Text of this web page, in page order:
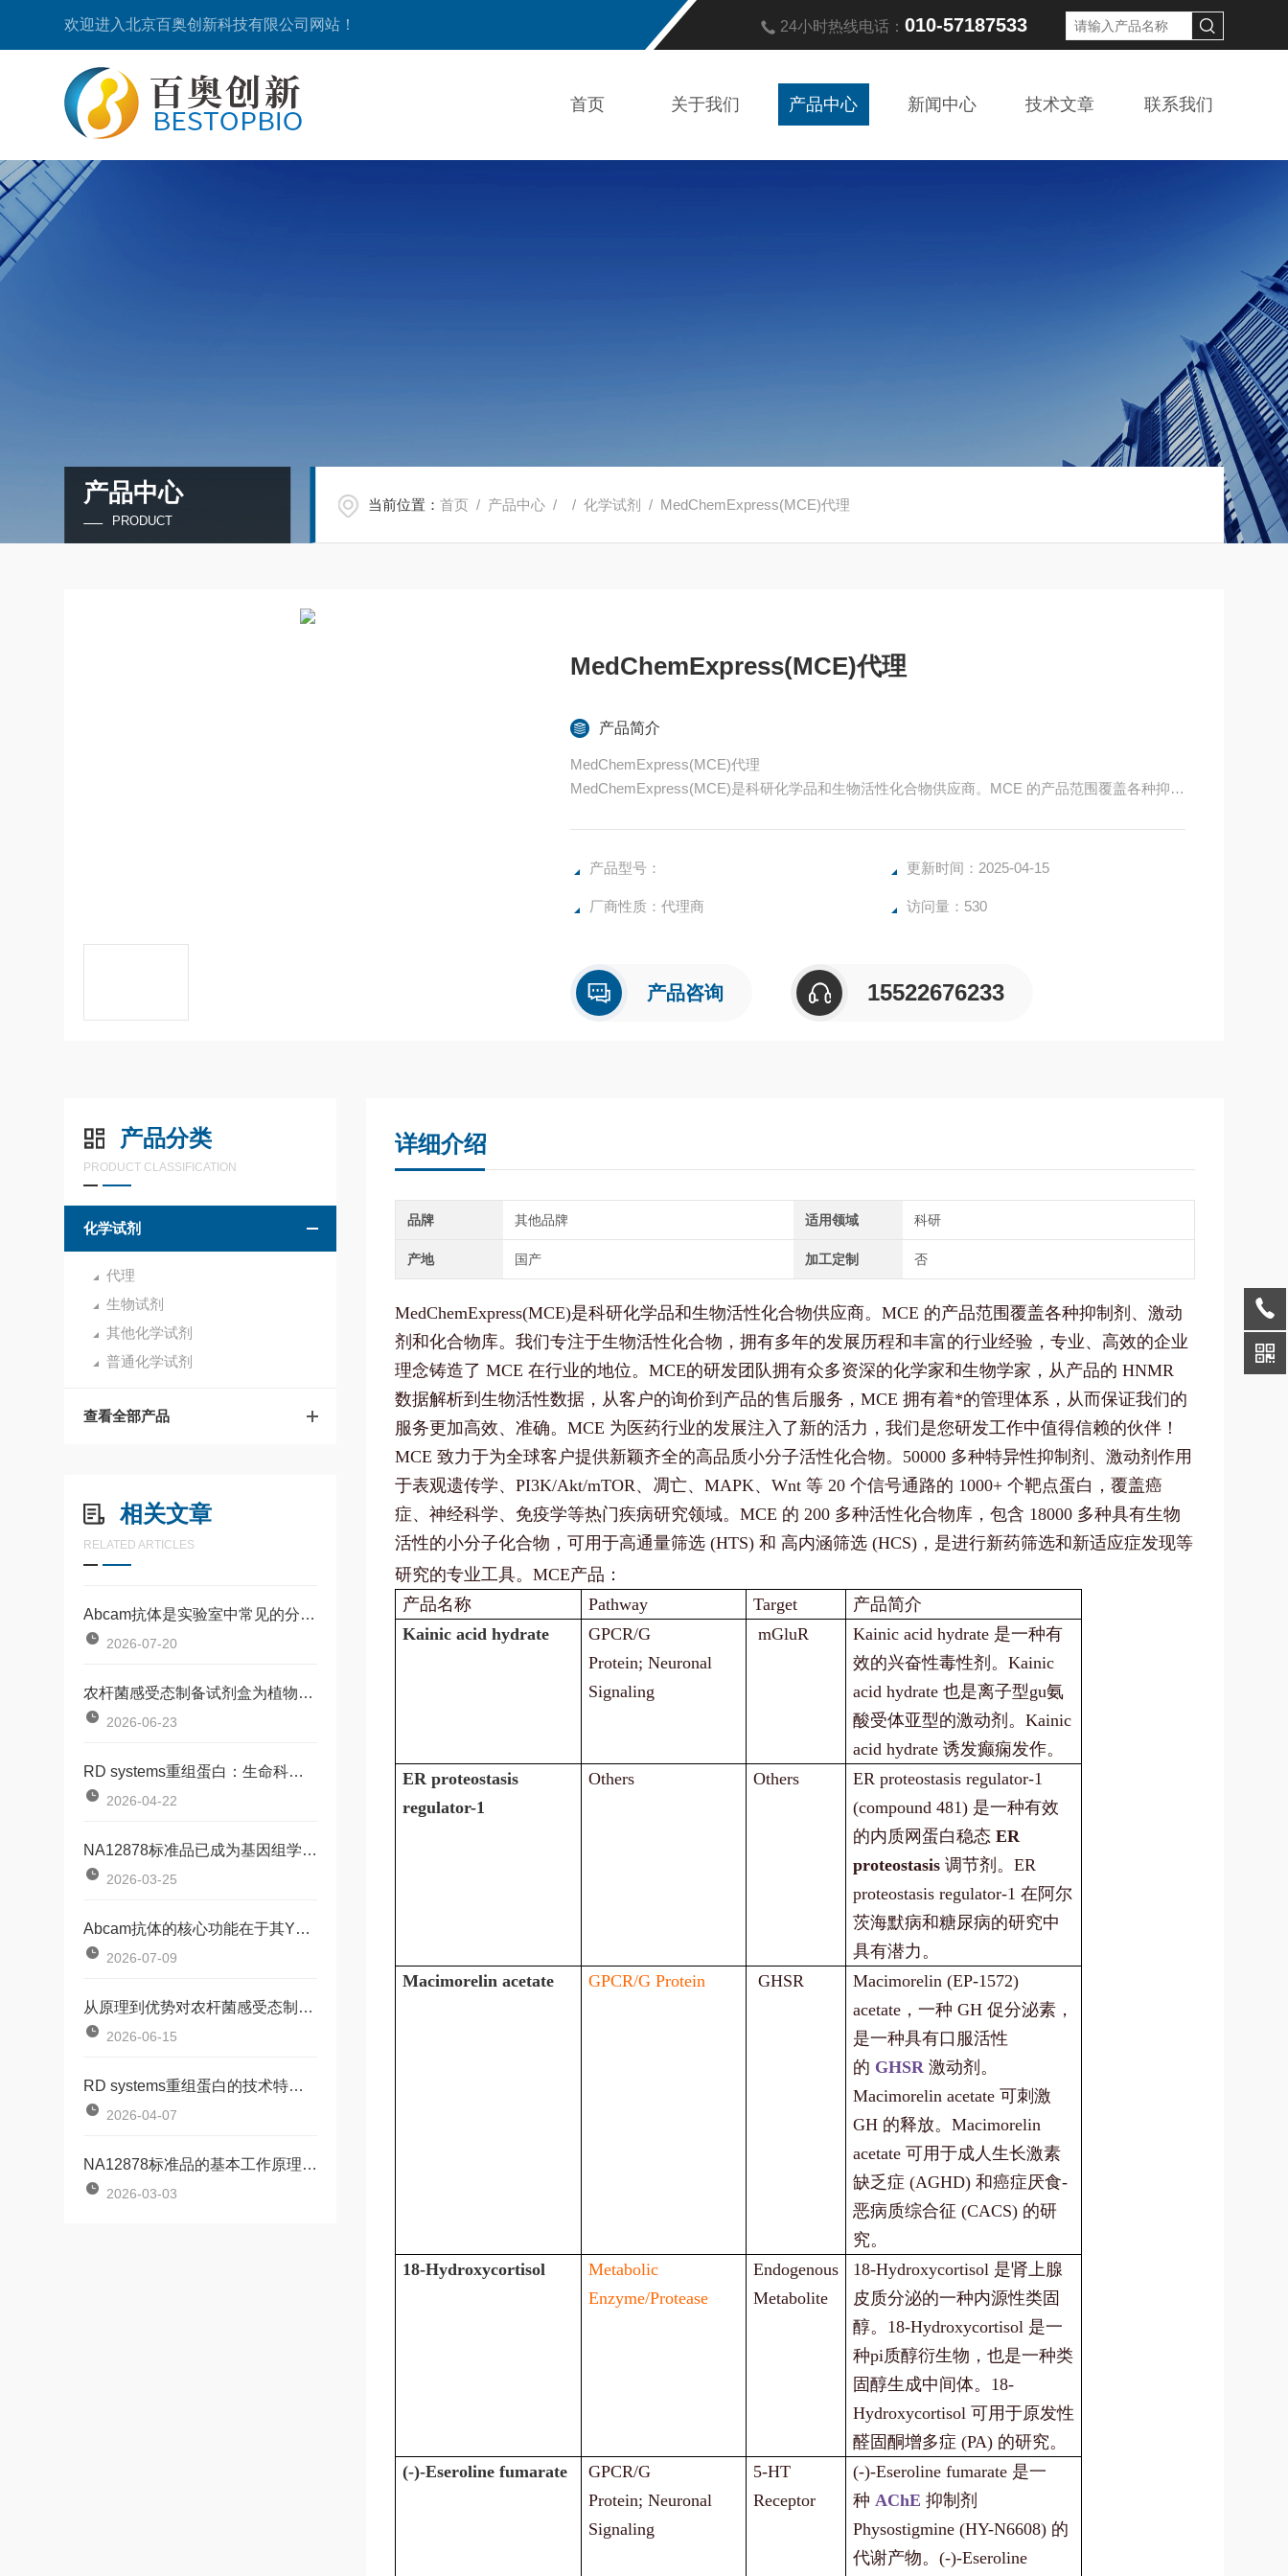
欢迎进入北京百奥创新科技有限公司网站！ 24小时热线电话： 010-57187533
首页 关于我们 产品中心 新闻中心 技术文章 联系我们
产品中心
PRODUCT
当前位置：首页 / 产品中心 / /化学试剂 / MedChemExpress(MCE)代理
MedChemExpress(MCE)代理
产品简介
MedChemExpress(MCE)代理
MedChemExpress(MCE)是科研化学品和生物活性化合物供应商。MCE 的产品范围覆盖各种抑制
产品型号：
更新时间：2025-04-15
厂商性质：代理商 访问量：530
产品咨询 15522676233
产品分类
PRODUCT CLASSIFICATION
化学试剂
代理
生物试剂
其他化学试剂
普通化学试剂
查看全部产品
相关文章
RELATED ARTICLES
Abcam抗体是实验室中常见的分子识别工具
2026-07-20
农杆菌感受态制备试剂盒为植物基因工程研究提供了一种标准化工具
2026-06-23
RD systems重组蛋白：生命科学研究的工具
2026-04-22
NA12878标准品已成为基因组学研究中不可少的工具
2026-03-25
Abcam抗体的核心功能在于其Y形结构
2026-07-09
从原理到优势对农杆菌感受态制备试剂盒的通俗解析
2026-06-15
RD systems重组蛋白的技术特点有哪些？
2026-04-07
NA12878标准品的基本工作原理讲解
2026-03-03
详细介绍
品牌 其他品牌 适用领域 科研
产地 国产 加工定制 否
MedChemExpress(MCE)是科研化学品和生物活性化合物供应商。MCE 的产品范围覆盖各种抑制剂、激动
剂和化合物库。我们专注于生物活性化合物，拥有多年的发展历程和丰富的行业经验，专业、高效的企业
理念铸造了 MCE 在行业的地位。MCE的研发团队拥有众多资深的化学家和生物学家，从产品的 HNMR
数据解析到生物活性数据，从客户的询价到产品的售后服务，MCE 拥有着*的管理体系，从而保证我们的
服务更加高效、准确。MCE 为医药行业的发展注入了新的活力，我们是您研发工作中值得信赖的伙伴！
MCE 致力于为全球客户提供新颖齐全的高品质小分子活性化合物。50000 多种特异性抑制剂、激动剂作用
于表观遗传学、PI3K/Akt/mTOR、凋亡、MAPK、Wnt 等 20 个信号通路的 1000+ 个靶点蛋白，覆盖癌
症、神经科学、免疫学等热门疾病研究领域。MCE 的 200 多种活性化合物库，包含 18000 多种具有生物
活性的小分子化合物，可用于高通量筛选 (HTS) 和 高内涵筛选 (HCS)，是进行新药筛选和新适应症发现等
研究的专业工具。 MCE产品：
产品名称
Pathway Target
产品简介
Kainic acid hydrate
GPCR/G
Protein; Neuronal
Signaling
mGluR
Kainic acid hydrate 是一种有
效的兴奋性毒性剂。Kainic
acid hydrate 也是离子型gu氨
酸受体亚型的激动剂。Kainic
acid hydrate 诱发癫痫发作。
ER proteostasis
regulator-1
Others Others
ER proteostasis regulator-1
(compound 481) 是一种有效
的内质网蛋白稳态 ER
proteostasis调节剂。ER
proteostasis regulator-1 在阿尔
茨海默病和糖尿病的研究中
具有潜力。
Macimorelin acetate
GPCR/G Protein GHSR
Macimorelin (EP-1572)
acetate，一种 GH 促分泌素，
是一种具有口服活性
的 GHSR激动剂。
Macimorelin acetate 可刺激
GH 的释放。Macimorelin
acetate 可用于成人生长激素
缺乏症 (AGHD) 和癌症厌食-
恶病质综合征 (CACS) 的研
究。
18-Hydroxycortisol
Metabolic
Enzyme/Protease
Endogenous
Metabolite
18-Hydroxycortisol 是肾上腺
皮质分泌的一种内源性类固
醇。18-Hydroxycortisol 是一
种pi质醇衍生物，也是一种类
固醇生成中间体。18-
Hydroxycortisol 可用于原发性
醛固酮增多症 (PA) 的研究。
(-)-Eseroline fumarate
GPCR/G
Protein; Neuronal
Signaling
5-HT
Receptor
(-)-Eseroline fumarate 是一
种 AChE 抑制剂
Physostigmine (HY-N6608) 的
代谢产物。(-)-Eseroline